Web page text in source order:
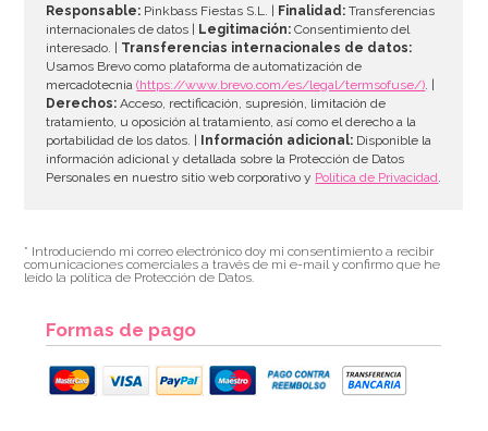
AÑADIR
Responsable: Pinkbass Fiestas S.L. | Finalidad: Transferencias
internacionales de datos |
Legitimación: Consentimiento del
interesado. | Transferencias internacionales de datos:
Usamos Brevo como plataforma de automatización de
mercadotecnia(https://www.brevo.com/es/legal/termsofuse/). |
Derechos: Acceso, rectificación, supresión, limitación de
tratamiento, u oposición al tratamiento, así como el derecho a la
portabilidad de los datos. |
Información adicional: Disponible la
información adicional y detallada sobre la Protección de Datos
Personales en nuestro sitio web corporativo y Política de Privacidad.
* Introduciendo mi correo electrónico doy mi consentimiento a recibir
comunicaciones comerciales a través de mi e-mail y confirmo que he
leído la política de Protección de Datos.
Formas de pago